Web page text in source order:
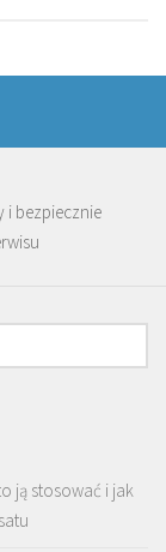
i bezpiecznie
ją stosować i jak